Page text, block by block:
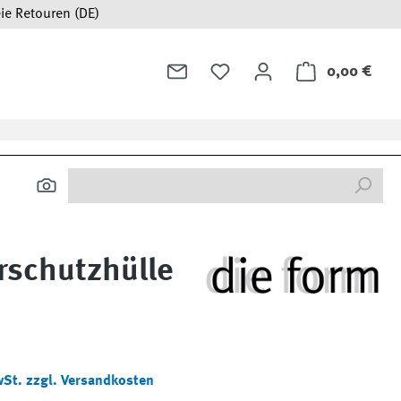
Retouren (DE)
0,00 €
zzgl. Versandkosten